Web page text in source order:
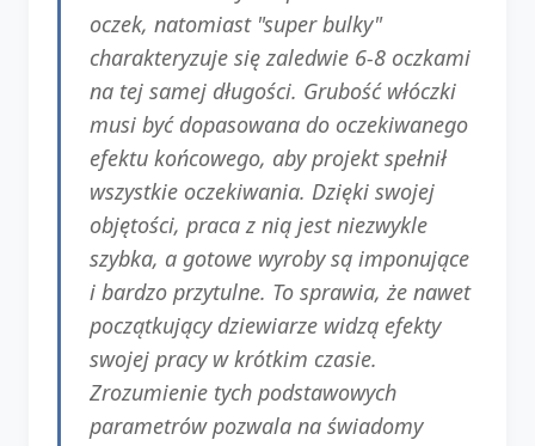
oczek, natomiast "super bulky"
charakteryzuje się zaledwie 6-8 oczkami
na tej samej długości. Grubość włóczki
musi być dopasowana do oczekiwanego
efektu końcowego, aby projekt spełnił
wszystkie oczekiwania. Dzięki swojej
objętości, praca z nią jest niezwykle
szybka, a gotowe wyroby są imponujące
i bardzo przytulne. To sprawia, że nawet
początkujący dziewiarze widzą efekty
swojej pracy w krótkim czasie.
Zrozumienie tych podstawowych
parametrów pozwala na świadomy